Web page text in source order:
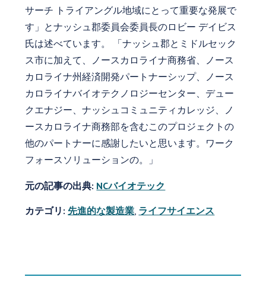
サーチ トライアングル地域にとって重要な発展で
す」とナッシュ郡委員会委員長のロビー デイビス
氏は述べています。 「ナッシュ郡とミドルセック
ス市に加えて、ノースカロライナ商務省、ノース
カロライナ州経済開発パートナーシップ、ノース
カロライナバイオテクノロジーセンター、デュー
クエナジー、ナッシュコミュニティカレッジ、ノ
ースカロライナ商務部を含むこのプロジェクトの
他のパートナーに感謝したいと思います。ワーク
フォースソリューションの。」
元の記事の出典: NCバイオテック
カテゴリ: 先進的な製造業 ライフサイエンス